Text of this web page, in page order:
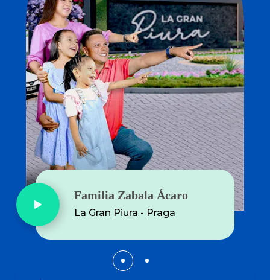
Familia Zabala Ácaro
La Gran Piura - Praga
Familia Huayhua Quilla
Puerto Escondido - Camaná